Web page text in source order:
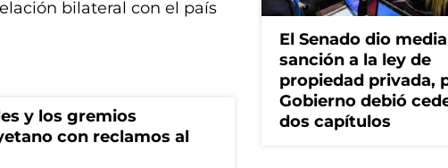
bilateral con el país
y los gremios
con reclamos al
El Senado dio media
sanción a la ley de
propiedad privada,
Gobierno debió
dos capítulos